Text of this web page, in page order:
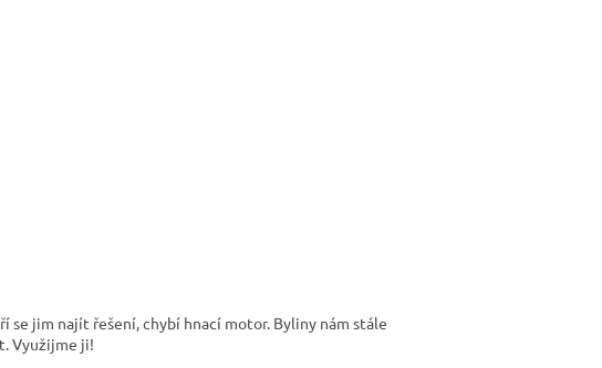
se jim najít řešení, chybí hnací motor. Byliny nám stále
Využijme ji!